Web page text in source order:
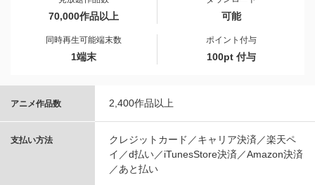
70,000作品以上 可能
同時再生可能端末数
1端末
ポイント付与
100pt 付与
アニメ作品数 2,400作品以上
支払い方法
クレジットカード／キャリア決済／楽天ペ
イ／d払い／iTunesStore決済／Amazon決済
／あと払い